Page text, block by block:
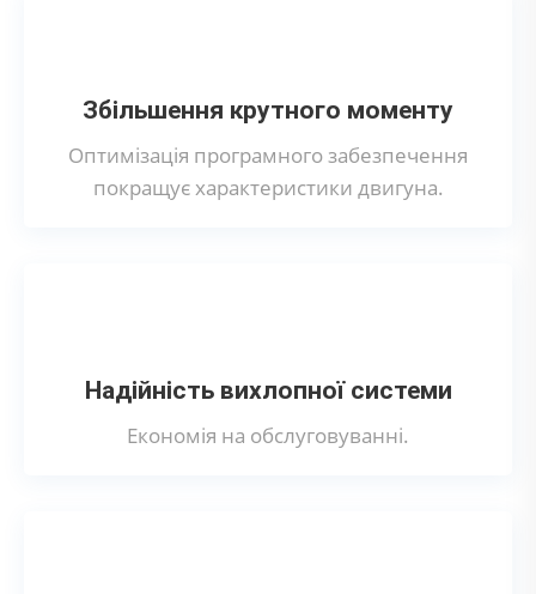
Збільшення крутного моменту
Оптимізація програмного забезпечення
покращує характеристики двигуна.
Надійність вихлопної системи
Економія на обслуговуванні.